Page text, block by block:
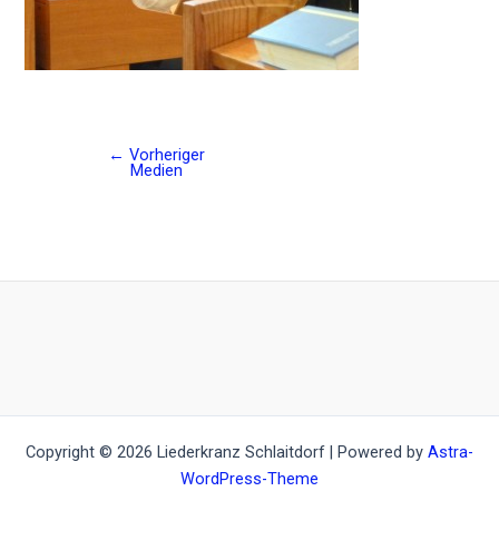
← Vorheriger
Medien
Copyright © 2026 Liederkranz Schlaitdorf | Powered by Astra-
WordPress-Theme